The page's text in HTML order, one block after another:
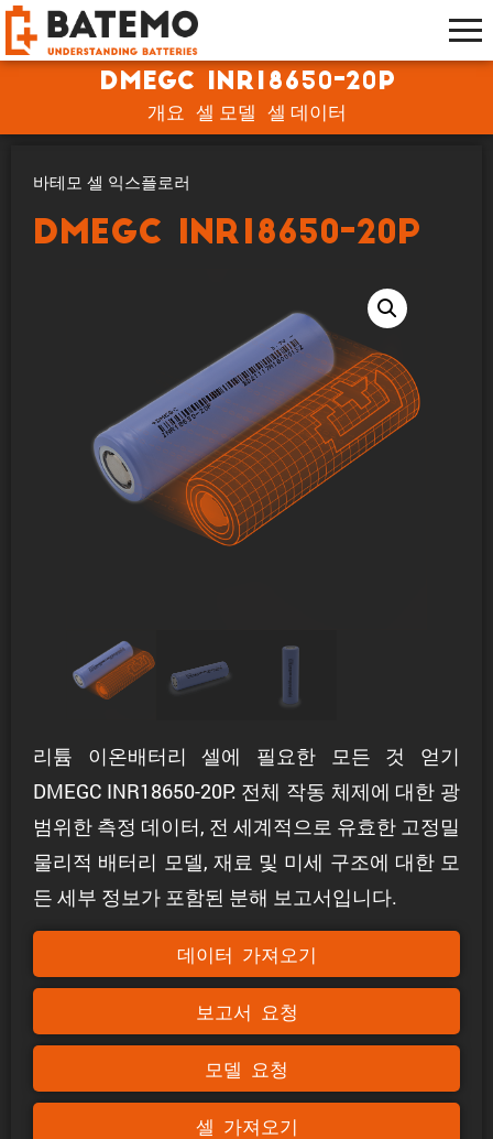
DMEGC INR18650-20P
개요 셀 모델 셀 데이터
바테모 셀 익스플로러
DMEGC INR18650-20P
리튬 이온배터리 셀에 필요한 모든 것 얻기
DMEGC INR18650-20P: 전체 작동 체제에 대한 광
범위한 측정 데이터, 전 세계적으로 유효한 고정밀
물리적 배터리 모델, 재료 및 미세 구조에 대한 모
든 세부 정보가 포함된 분해 보고서입니다.
데이터 가져오기
보고서 요청
모델 요청
셀 가져오기